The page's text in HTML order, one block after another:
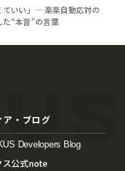
ていい」— 楽楽自動応対の
た“本音”の言葉
ア・ブログ
Developers Blog
ス公式note